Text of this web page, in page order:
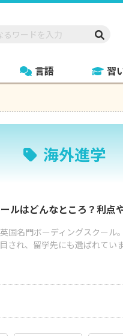
言語 習
海外進学
ルはどんなところ？利点
国名門ボーディングスクー
され、留学先にも選ばれてい